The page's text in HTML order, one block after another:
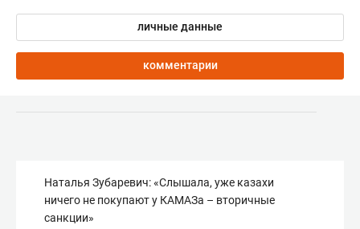
личные данные
комментарии
Наталья Зубаревич: «Слышала, уже казахи
ничего не покупают у КАМАЗа – вторичные
санкции»